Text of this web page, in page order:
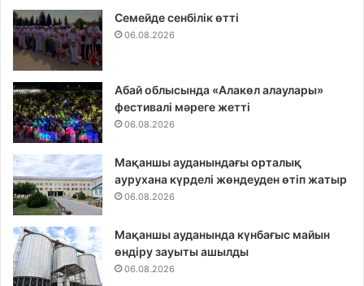
Семейде сенбілік өтті
06.08.2026
Абай облысында «Алакөл алаулары»
фестивалі мәреге жетті
06.08.2026
Мақаншы ауданындағы орталық
аурухана күрделі жөндеуден өтіп жатыр
06.08.2026
Мақаншы ауданында күнбағыс майын
өндіру зауыты ашылды
06.08.2026